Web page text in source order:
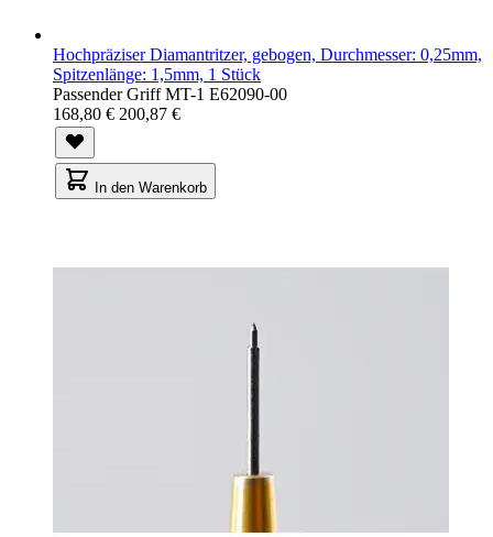
Hochpräziser Diamantritzer, gebogen, Durchmesser: 0,25mm,
Spitzenlänge: 1,5mm, 1 Stück
Passender Griff MT-1 E62090-00
168,80 € 200,87 €
In den Warenkorb